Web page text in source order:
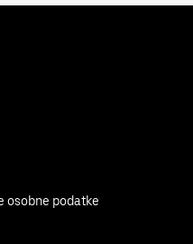
osobne podatke